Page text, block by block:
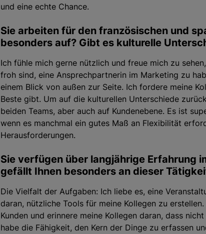
und eine echte Chance.
Sie arbeiten für den französischen und
besonders auf? Gibt es kulturelle
Ich fühle mich gerne nützlich und freue mich zu
froh sind, eine Ansprechpartnerin im Marketing zu
einem Blick von außen zur Seite. Ich fordere meine
Beste gibt. Um auf die kulturellen Unterschiede
beiden Teams, aber auch auf Kundenebene. Es ist
wenn es manchmal ein gutes Maß an Flexibilität
Herausforderungen.
Sie verfügen über langjährige Erfahrung
gefällt Ihnen besonders an dieser
Die Vielfalt der Aufgaben: Ich liebe es, eine
daran, nützliche Tools für meine Kollegen zu
Kunden und erinnere meine Kollegen daran, dass
habe die Fähigkeit, den Kern der Dinge zu erfassen